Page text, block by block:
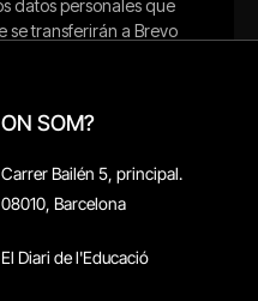
ON SOM?
Carrer Bailén 5, principal.
08010, Barcelona
El Diari de l'Educació